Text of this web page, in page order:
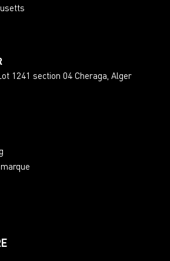
1241 section 04 Cheraga, Alger